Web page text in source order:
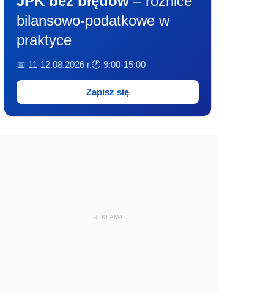
bilansowo-podatkowe w
praktyce
📅 11-12.08.2026 r.🕐 9:00-15:00
Zapisz się
REKLAMA